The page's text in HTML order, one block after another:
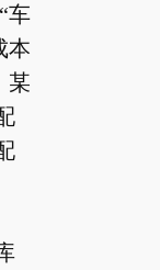
车
本
某